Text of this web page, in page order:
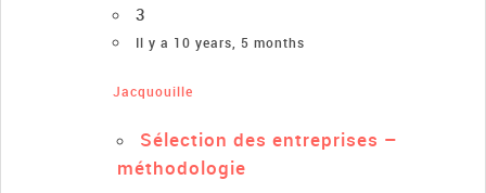
3
Il y a 10 years, 5 months
Jacquouille
Sélection des entreprises –
méthodologie